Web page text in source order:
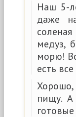
Наш 5-
даже
медуз,
морю!
есть
пищу. А